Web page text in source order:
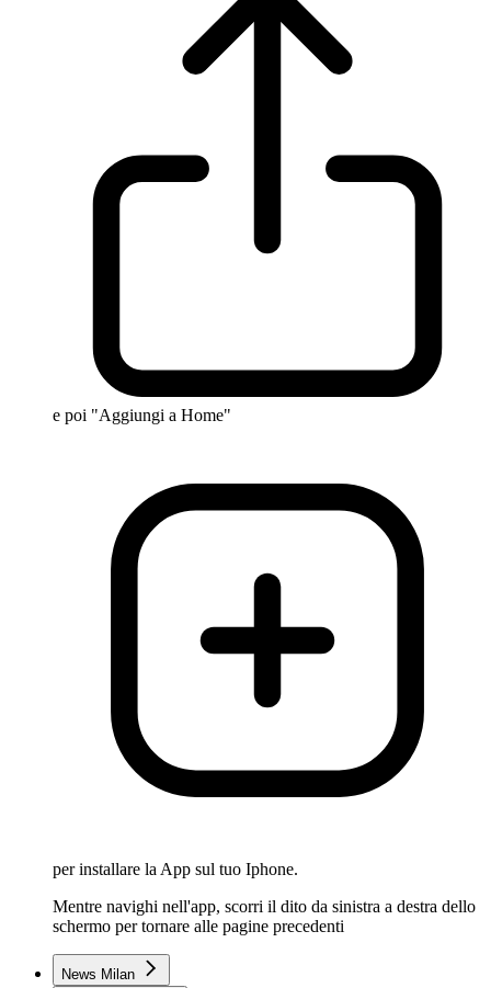
e poi "Aggiungi a Home"
per installare la App sul tuo Iphone.
Mentre navighi nell'app, scorri il dito da sinistra a destra dello
schermo per tornare alle pagine precedenti
News Milan